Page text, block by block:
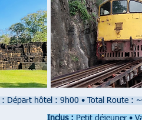
Départ hôtel : 9h00 • Total Route :
Inclus : Petit déjeuner •